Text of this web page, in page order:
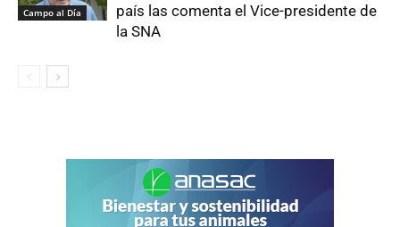
Campo al Día
país las comenta el Vice-presidente de
la SNA